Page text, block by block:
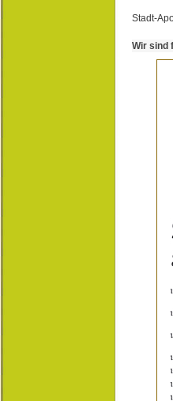
Stadt-
Wir sind